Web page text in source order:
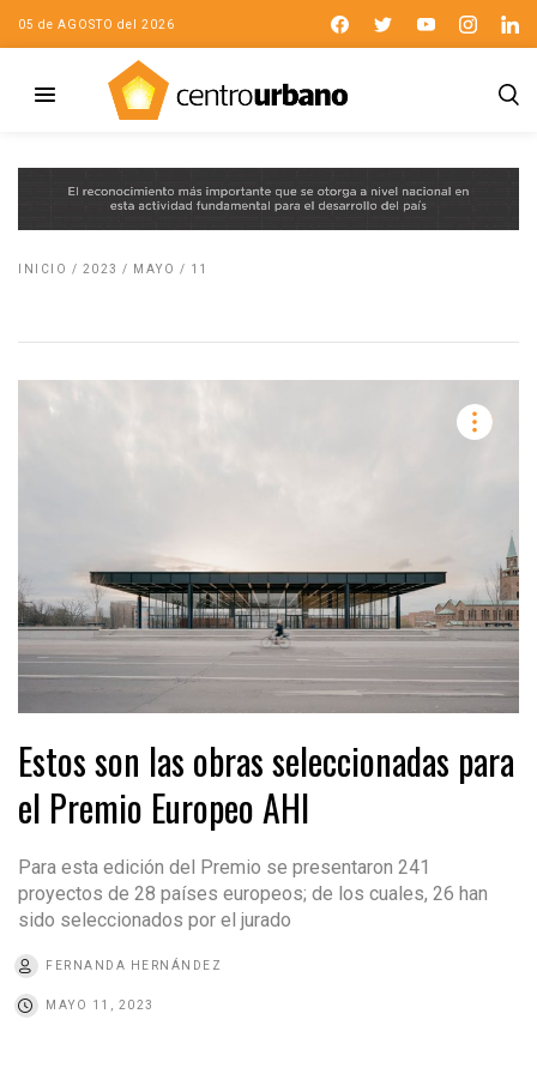
05 de AGOSTO del 2026
INICIO / 2023 / MAYO / 11
Estos son las obras seleccionadas para
el Premio Europeo AHI
Para esta edición del Premio se presentaron 241
proyectos de 28 países europeos; de los cuales, 26 han
sido seleccionados por el jurado
FERNANDA HERNÁNDEZ
MAYO 11, 2023